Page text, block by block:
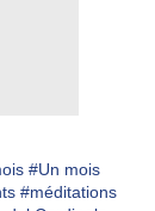
#Un mois
#méditations